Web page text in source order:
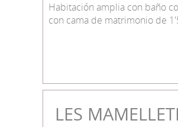
Habitación amplia con baño
con cama de matrimonio de
LES